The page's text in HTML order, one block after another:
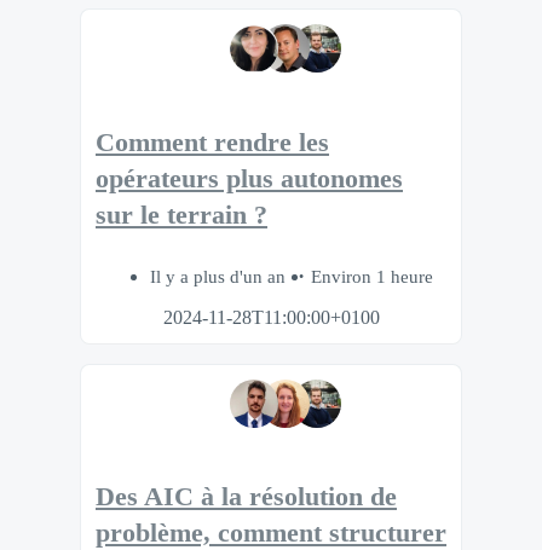
Comment rendre les
opérateurs plus autonomes
sur le terrain ?
Il y a plus d'un an
Environ 1 heure
2024-11-28T11:00:00+0100
Des AIC à la résolution de
problème, comment structurer